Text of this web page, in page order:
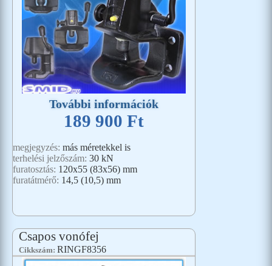
További információk
189 900 Ft
megjegyzés: más méretekkel is
terhelési jelzőszám: 30 kN
furatosztás: 120x55 (83x56) mm
furatátmérő: 14,5 (10,5) mm
Csapos vonófej
Cikkszám: RINGF8356